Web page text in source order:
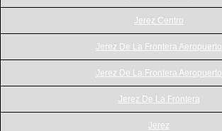
Jerez Centro
Jerez De La Frontera Aeropuerto
Jerez De La Frontera Aeropuerto
Jerez De La Frontera
Jerez